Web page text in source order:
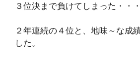
３位決まで負けてしまった・・・
２年連続の４位と、地味～な成
した。